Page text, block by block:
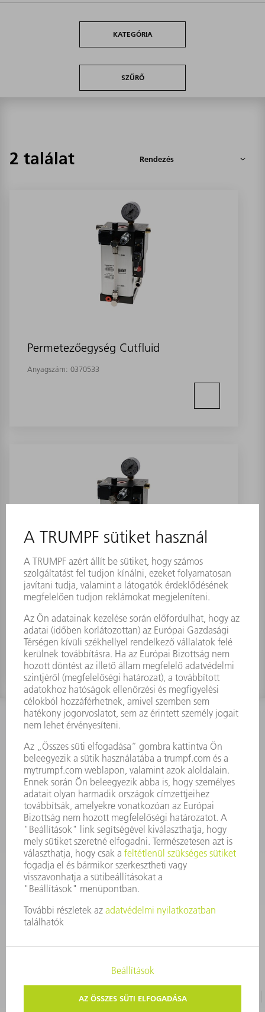
KATEGÓRIA
SZŰRŐ
2 találat
Permetezőegység Cutfluid
Anyagszám: 0370533
Permetezőegység Cutfluid
Anyagszám:0371019
KAPCSOLAT
Szerszám
3628576045
08.00 - 16.30
szerszam@hu.trumpf.com
KAPCSOLAT
Alkatrész
3628576035
08.00 - 16.30
alkatresz@hu.trumpf.com
ADATVÉDELEM
SZERZŐI JOG ÉS MÁRKAJELZÉS